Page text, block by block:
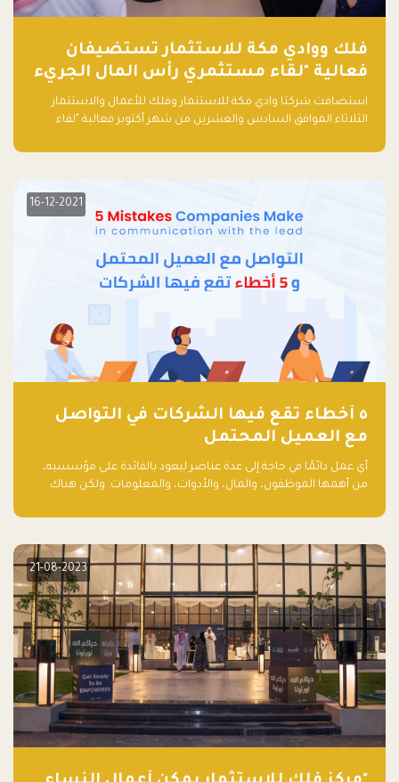
فلك ووادي مكة للاستثمار تستضيفان
فعالية "لقاء مستثمري رأس المال الجريء
في المنطقة"
استضافت شركتا وادي مكة للاستثمار وفلك للأعمال والاستثمار
الثلاثاء الموافق السادس والعشرين من شهر أكتوبر فعالية "لقاء
مشاركاً من أبرز صناديق رأس المال الجريء وممثلي المؤسسات
16-12-2021
٥ أخطاء تقع فيها الشركات في التواصل
مع العميل المحتمل
أي عمل دائمًا في حاجة إلى عدة عناصر ليعود بالفائدة على مؤسسيه،
من أهمها الموظفون، والمال، والأدوات، والمعلومات. ولكن هناك
أساسه ذلك العمل.
21-08-2023